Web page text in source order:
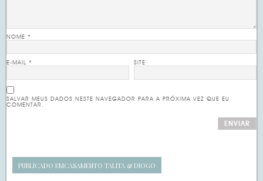
NOME*
E-MAIL* SITE
SALVAR MEUS DADOS NESTE NAVEGADOR PARA A PRÓXIMA VEZ QUE EU
COMENTAR.
PUBLICADO EMCASAMENTO TALITA & DIOGO